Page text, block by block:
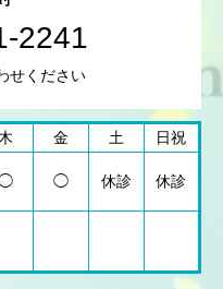
2241
せください
金 土
日祝
◯ 休診 休診